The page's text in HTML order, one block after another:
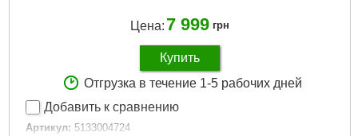
Цена: 7 999 грн
Купить
Отгрузка в течение 1-5 рабочих дней
Добавить к сравнению
Артикул: 5133004724